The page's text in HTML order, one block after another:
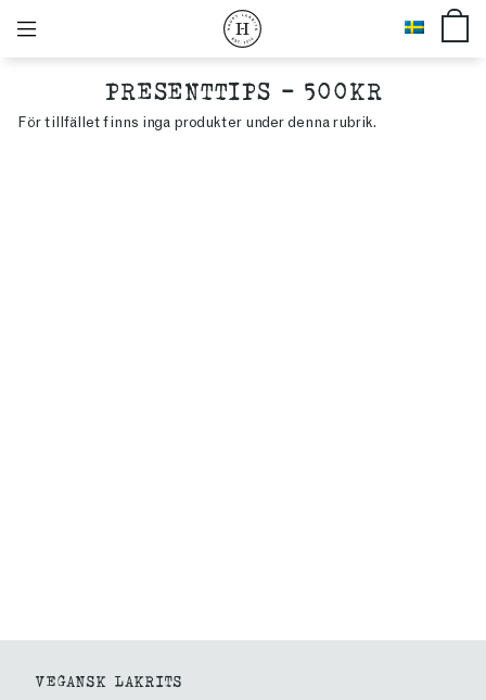
PRESENTTIPS - 500KR
För tillfället finns inga produkter under denna rubrik.
VEGANSK LAKRITS